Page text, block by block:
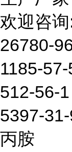
欢迎咨询
26780-
1185-
512-56-
5397-
丙胺